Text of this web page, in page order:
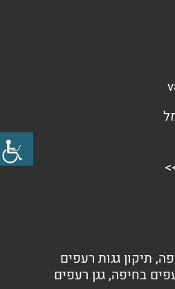
, תיקון גגות רעפים
בחיפה,גגן רעפים